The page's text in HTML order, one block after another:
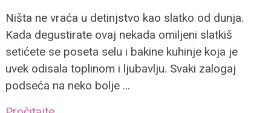
Ništa ne vraća u detinjstvo kao slatko od dunja.
Kada degustirate ovaj nekada omiljeni slatkiš
setićete se poseta selu i bakine kuhinje koja je
uvek odisala toplinom i ljubavlju. Svaki zalogaj
podseća na neko bolje …